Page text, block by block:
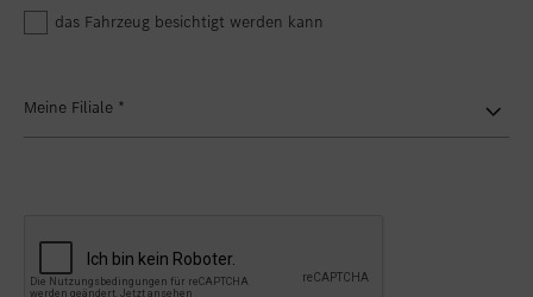
das Fahrzeug besichtigt werden kann
Meine Filiale *